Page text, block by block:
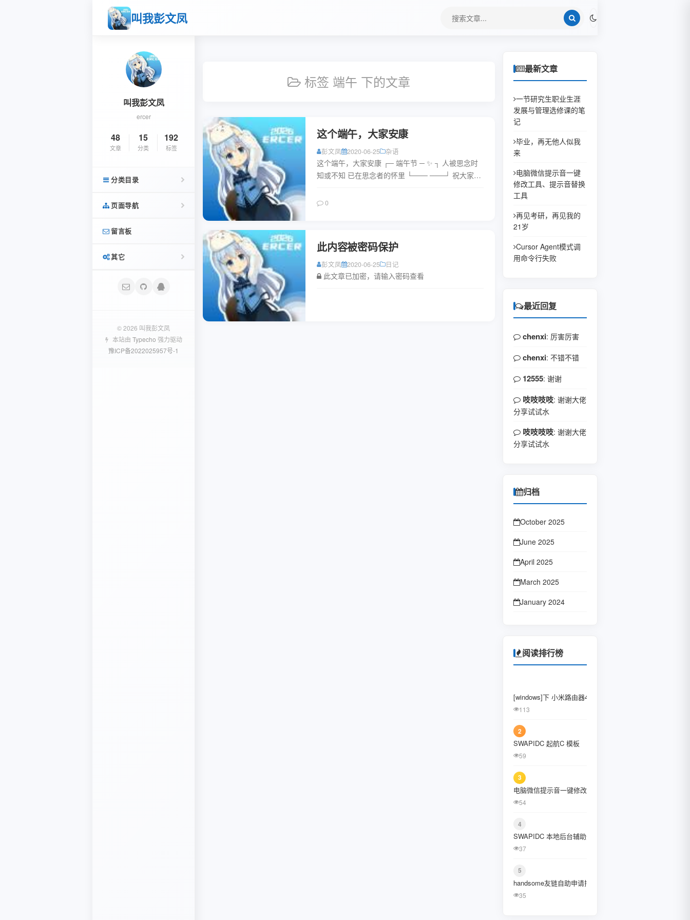
叫我彭文凤
叫我彭文凤
ercer
48
文章
15
分类
192
标签
分类目录
杂语
SWAPIDC
分享
日记
Typecho
页面导航
首页
文迹
闲言碎语
留言板
其它
登录
评论 RSS
© 2026 叫我彭文凤
本站由 Typecho 强力驱动
豫ICP备2022025957号-1
标签 端午 下的文章
这个端午，大家安康
彭文凤 2020-06-25 杂语
这个端午，大家安康 ┌─ 端午节 ─ ✨ ┐ 人被思念时
知或不知 已在思念者的怀里 └─── ───┘ 祝大家做
0
此内容被密码保护
彭文凤 2020-06-25 日记
此文章已加密，请输入密码查看
最新文章
一节研究生职业生涯
发展与管理选修课的笔
记
毕业，再无他人似我
来
电脑微信提示音一键
修改工具、提示音替换
工具
再见考研，再见我的
21岁
Cursor Agent模式调
用命令行失败
最近回复
chenxi: 厉害厉害
chenxi: 不错不错
12555: 谢谢
吱吱吱吱: 谢谢大佬
分享试试水
吱吱吱吱: 谢谢大佬
分享试试水
归档
October 2025
June 2025
April 2025
March 2025
January 2024
June 2022
January 2022
August 2021
February 2021
December 2020
November 2020
September 2020
June 2020
阅读排行榜
[windows]下 小米路由器4C刷入openwrt固件
113
2
SWAPIDC 起航C 模板
59
3
电脑微信提示音一键修改工具、提示音替换工具
54
4
SWAPIDC 本地后台辅助登陆插件 [CcDalao]
37
5
handsome友链自助申请插件
35